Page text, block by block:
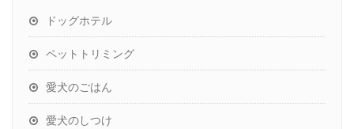
ドッグホテル
ペットトリミング
愛犬のごはん
愛犬のしつけ